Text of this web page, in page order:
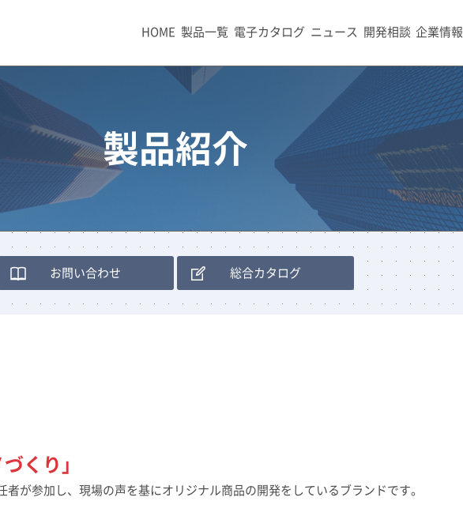
HOME 製品一覧 電子カタログ ニュース 開発相談 企業情報
製品紹介
お問い合わせ 総合カタログ
くり」
者が参加し、現場の声を基にオリジナル商品の開発をしているブランドです。